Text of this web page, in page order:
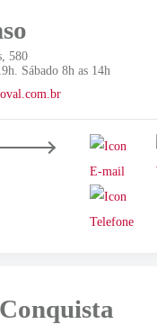
580
Sábado 8h as 14h